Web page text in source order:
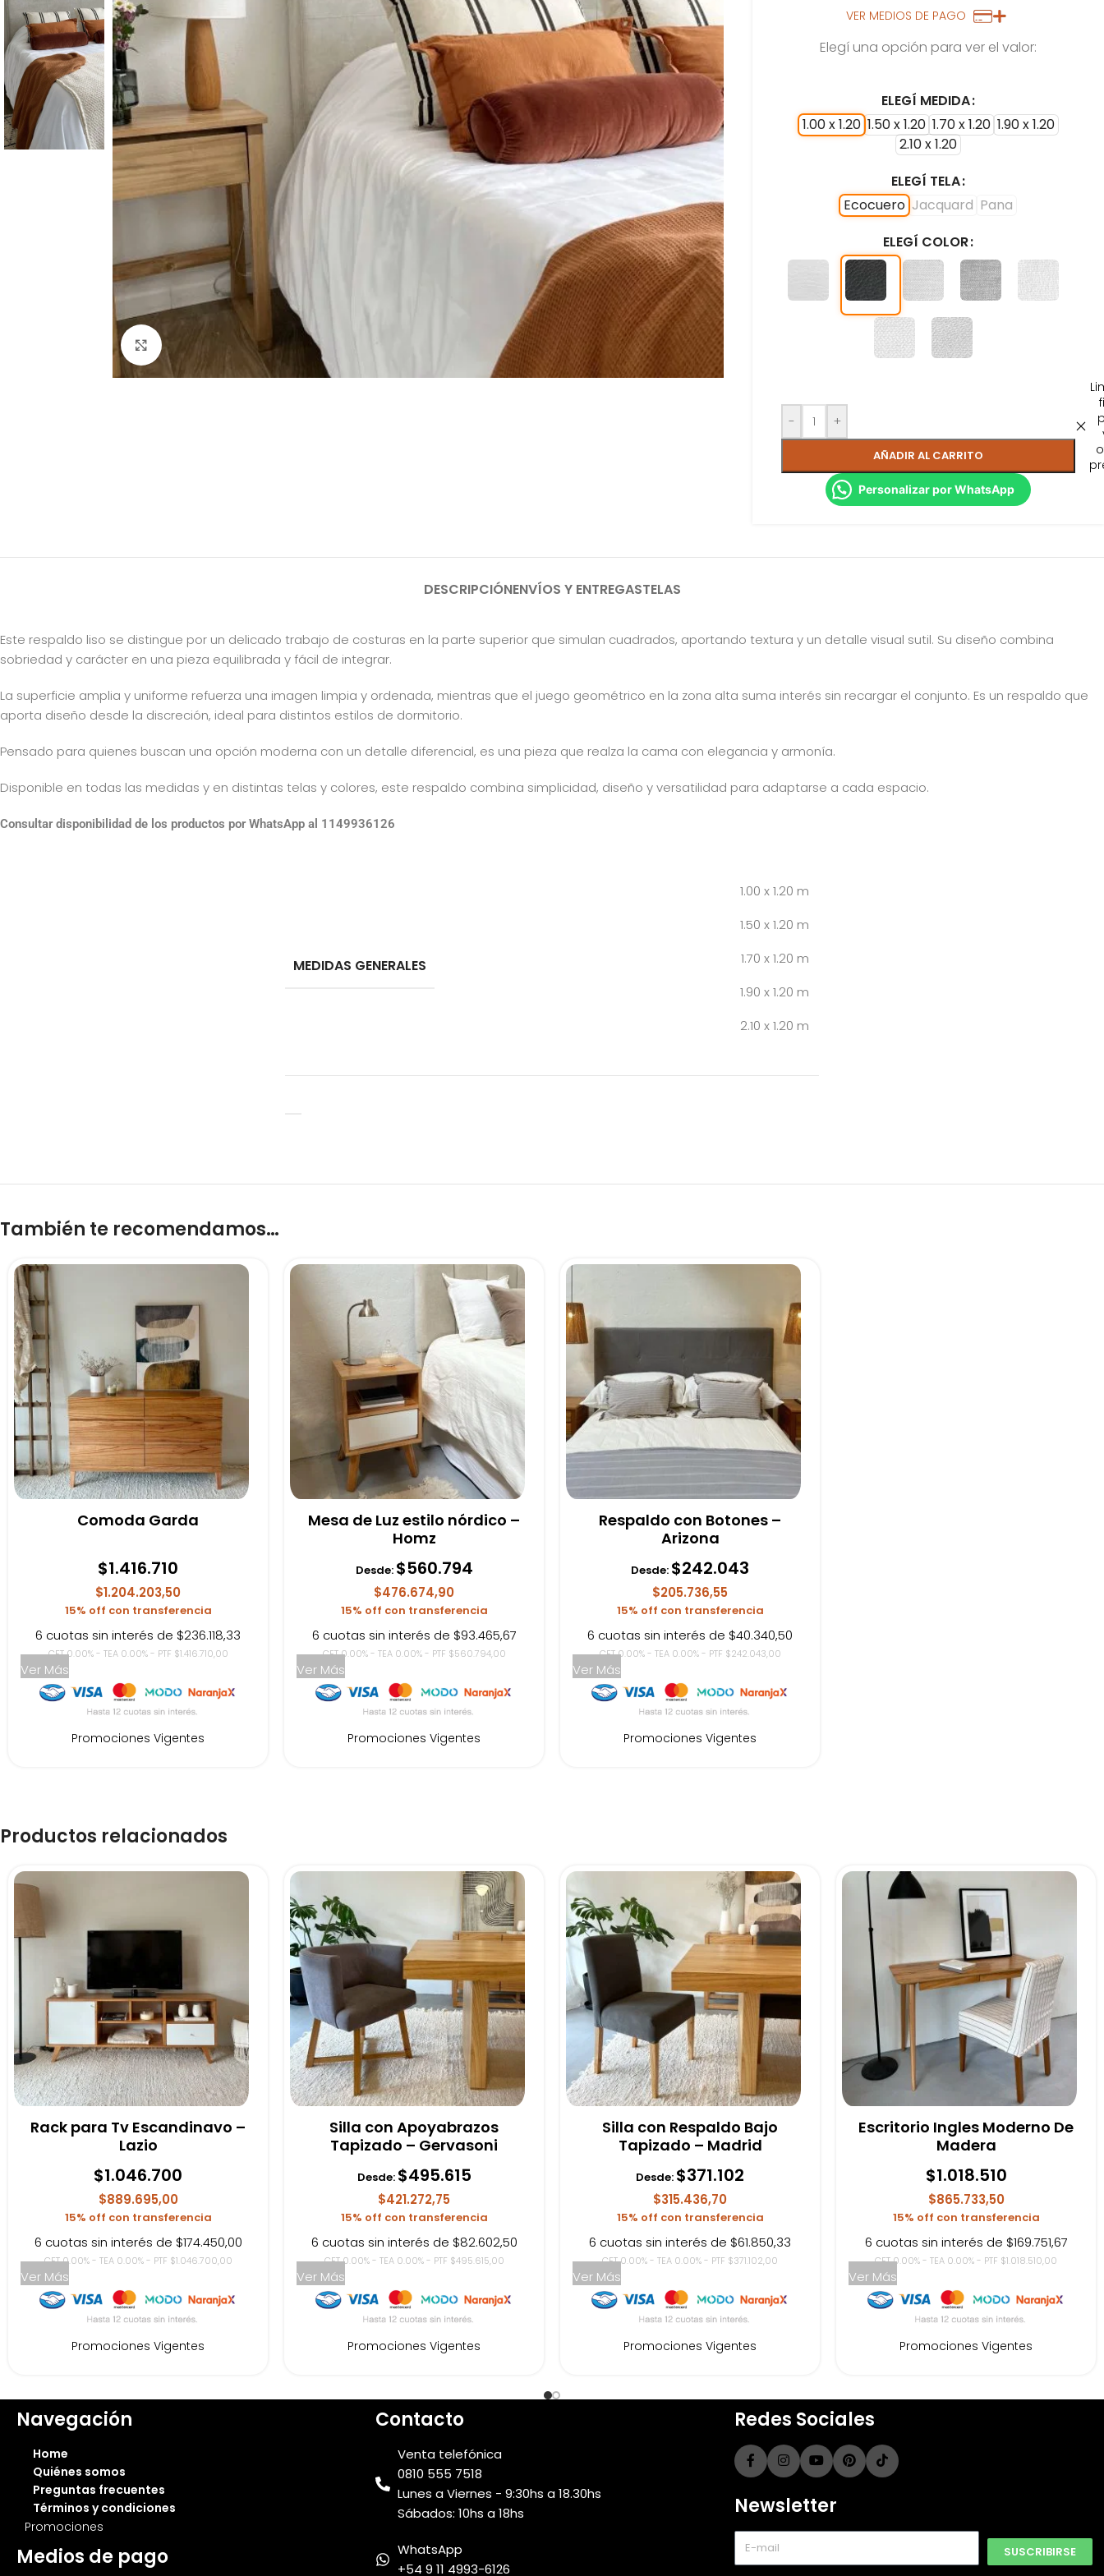
Click to enlarge
VER MEDIOS DE PAGO
Elegí una opción para ver el valor:
ELEGÍ MEDIDA
1.00 x 1.20 1.50 x 1.20 1.70 x 1.20 1.90 x 1.20
2.10 x 1.20
ELEGÍ TELA
Ecocuero Jacquard Pana
ELEGÍ COLOR
- +
AÑADIR AL CARRITO
Personalizar por WhatsApp
DESCRIPCIÓNENVÍOS Y ENTREGASTELAS
Este respaldo liso se distingue por un delicado trabajo de costuras en la parte superior que simulan cuadrados, aportando textura y un detalle visual sutil. Su diseño combina
sobriedad y carácter en una pieza equilibrada y fácil de integrar.
La superficie amplia y uniforme refuerza una imagen limpia y ordenada, mientras que el juego geométrico en la zona alta suma interés sin recargar el conjunto. Es un respaldo que
aporta diseño desde la discreción, ideal para distintos estilos de dormitorio.
Pensado para quienes buscan una opción moderna con un detalle diferencial, es una pieza que realza la cama con elegancia y armonía.
Disponible en todas las medidas y en distintas telas y colores, este respaldo combina simplicidad, diseño y versatilidad para adaptarse a cada espacio.
Consultar disponibilidad de los productos por WhatsApp al 1149936126
MEDIDAS GENERALES
1.00 x 1.20 m
1.50 x 1.20 m
1.70 x 1.20 m
1.90 x 1.20 m
2.10 x 1.20 m
También te recomendamos…
Comoda Garda
$1.416.710
$1.204.203,50
15% off con transferencia
6 cuotas sin interés de $236.118,33
CFT 0.00% - TEA 0.00% - PTF $1.416.710,00
Ver Más
Promociones Vigentes
Mesa de Luz estilo nórdico –
Homz
Desde: $560.794
$476.674,90
15% off con transferencia
6 cuotas sin interés de $93.465,67
CFT 0.00% - TEA 0.00% - PTF $560.794,00
Ver Más
Promociones Vigentes
Respaldo con Botones –
Arizona
Desde: $242.043
$205.736,55
15% off con transferencia
6 cuotas sin interés de $40.340,50
CFT 0.00% - TEA 0.00% - PTF $242.043,00
Ver Más
Promociones Vigentes
Productos relacionados
Rack para Tv Escandinavo –
Lazio
$1.046.700
$889.695,00
15% off con transferencia
6 cuotas sin interés de $174.450,00
CFT 0.00% - TEA 0.00% - PTF $1.046.700,00
Ver Más
Promociones Vigentes
Silla con Apoyabrazos
Tapizado – Gervasoni
Desde: $495.615
$421.272,75
15% off con transferencia
6 cuotas sin interés de $82.602,50
CFT 0.00% - TEA 0.00% - PTF $495.615,00
Ver Más
Promociones Vigentes
Silla con Respaldo Bajo
Tapizado – Madrid
Desde: $371.102
$315.436,70
15% off con transferencia
6 cuotas sin interés de $61.850,33
CFT 0.00% - TEA 0.00% - PTF $371.102,00
Ver Más
Promociones Vigentes
Escritorio Ingles Moderno De
Madera
$1.018.510
$865.733,50
15% off con transferencia
6 cuotas sin interés de $169.751,67
CFT 0.00% - TEA 0.00% - PTF $1.018.510,00
Ver Más
Promociones Vigentes
Navegación
Home
Quiénes somos
Preguntas frecuentes
Términos y condiciones
Promociones
Medios de pago
Contacto
Venta telefónica
0810 555 7518
Lunes a Viernes - 9:30hs a 18.30hs
Sábados: 10hs a 18hs
WhatsApp
+54 9 11 4993-6126
Redes Sociales
Newsletter
SUSCRIBIRSE